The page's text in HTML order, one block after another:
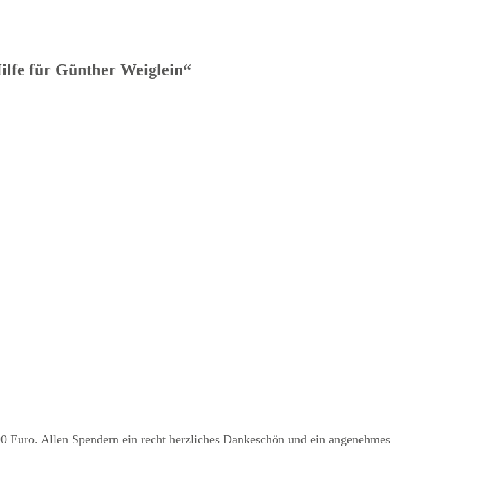
für Günther Weiglein“
Allen Spendern ein recht herzliches Dankeschön und ein angenehmes